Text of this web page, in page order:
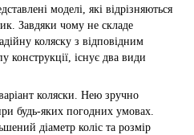
моделі, які відрізняються
Завдяки чому не складе
коляску з відповідним
конструкції, існує два види
коляски. Нею зручно
будь-яких погодних умовах.
діаметр коліс та розмір